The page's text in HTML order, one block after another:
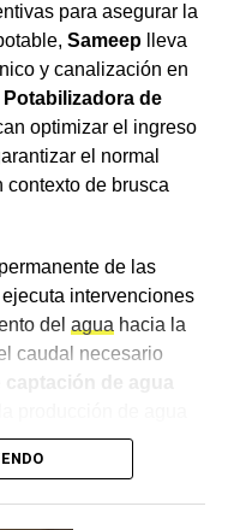
alcohol: Las
entre consumidores
o conducir sin
social.
amplió su
formal, combinándose
e incluso postres.
subas constantes en
durante eventos
y
para asegurar la
Sameeplleva
y canalización en
Potabilizadora de
optimizar el ingreso
el normal
contexto de brusca
de las
intervenciones
del agua hacia la
caudal necesario
captación de agua
manera sostenida y
de la bajante y la